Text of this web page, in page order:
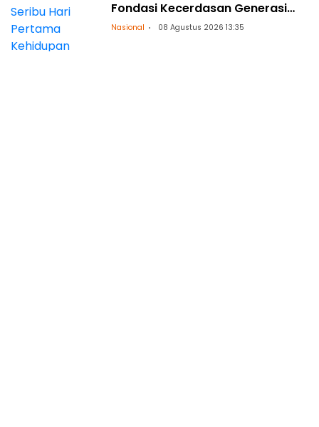
Fondasi Kecerdasan Generasi
Masa Depan
Nasional 08 Agustus 2026 13:35